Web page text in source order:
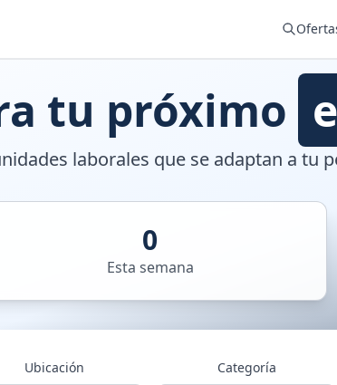
tu próximo
laborales que se adaptan a tu
0
Esta semana
Ubicación Categoría